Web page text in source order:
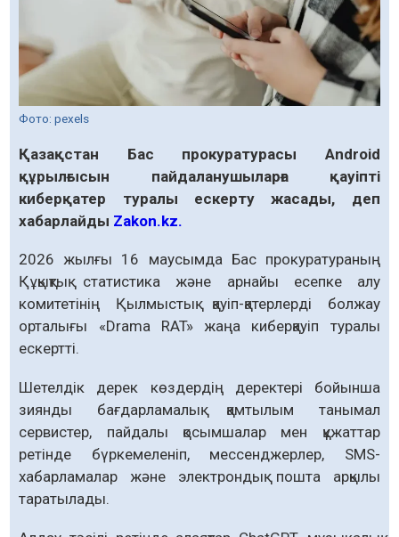
Фото: pexels
Қазақстан Бас прокуратурасы Android
құрылғысын пайдаланушыларға қауіпті
киберқатер туралы ескерту жасады, деп
хабарлайды Zakon.kz.
2026 жылғы 16 маусымда Бас прокуратураның
Құқықтық статистика және арнайы есепке алу
комитетінің Қылмыстық қауіп-қатерлерді болжау
орталығы «Drama RAT» жаңа киберқауіп туралы
ескертті.
Шетелдік дерек көздердің деректері бойынша
зиянды бағдарламалық қамтылым танымал
сервистер, пайдалы қосымшалар мен құжаттар
ретінде бүркемеленіп, мессенджерлер, SMS-
хабарламалар және электрондық пошта арқылы
таратылады.